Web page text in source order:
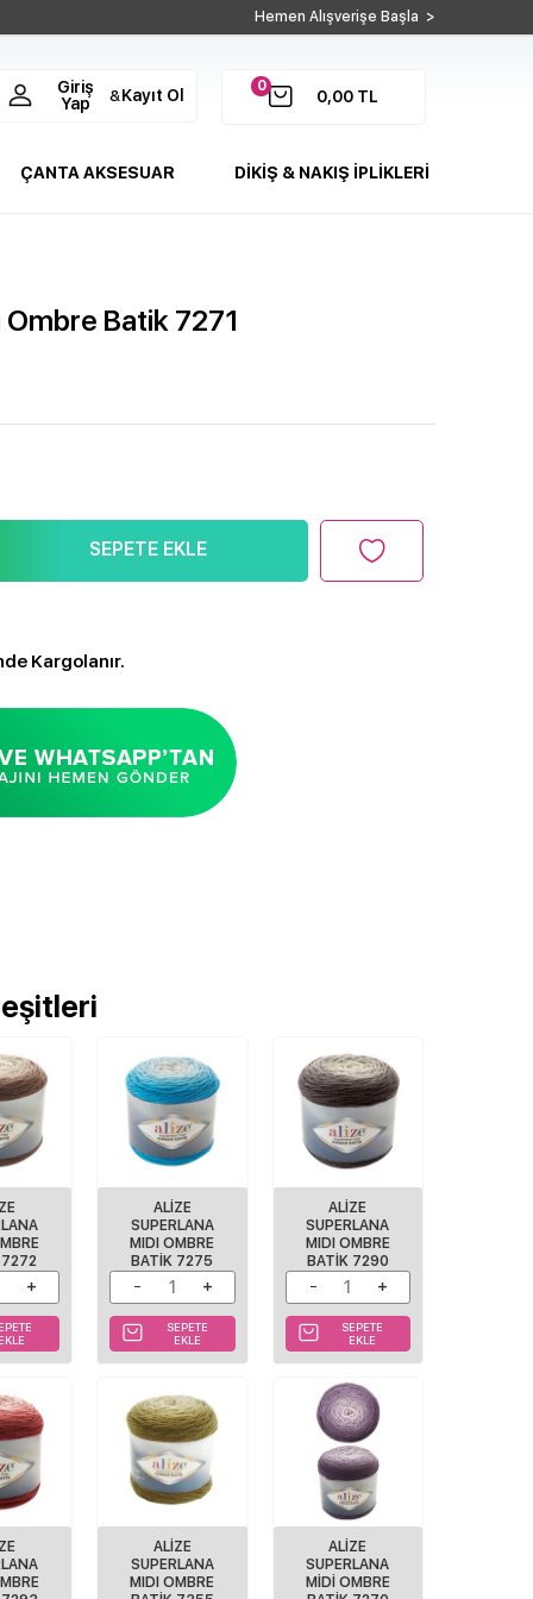
Hemen Alışverişe Başla >
0
0,00 TL
Giriş
Yap
& Kayıt Ol
ÇANTA AKSESUAR DİKİŞ & NAKIŞ İPLİKLERİ
Ombre Batik 7271
SEPETE EKLE
Kargolanır.
EKLE
ALIZE
SUPERLANA
MIDI OMBRE
BATIK 7275
SEPETE
EKLE
ALIZE
SUPERLANA
MIDI OMBRE
BATIK 7290
SEPETE
EKLE
ALIZE
SUPERLANA
MIDI OMBRE
ALIZE
SUPERLANA
MIDI OMBRE